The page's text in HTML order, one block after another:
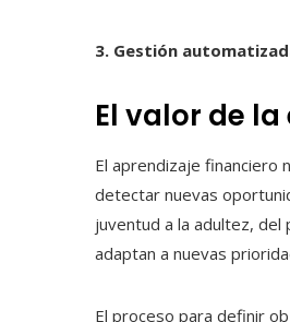
3. Gestión
El valor de
El aprendizaje financiero
detectar nuevas
juventud a la adultez,
adaptan a nuevas
El proceso para definir